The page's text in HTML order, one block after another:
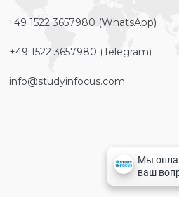
+49 1522 3657980 (WhatsApp)
+49 1522 3657980 (Telegram)
info@studyinfocus.com